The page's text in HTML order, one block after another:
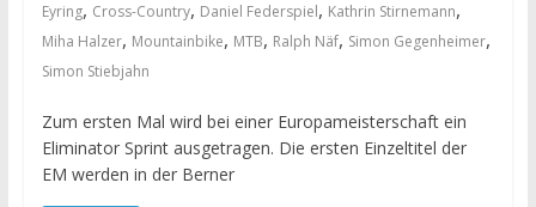
Eyring, Cross-Country, Daniel Federspiel, Kathrin Stirnemann,
Miha Halzer, Mountainbike, MTB, Ralph Näf, Simon Gegenheimer,
Simon Stiebjahn
Zum ersten Mal wird bei einer Europameisterschaft ein
Eliminator Sprint ausgetragen. Die ersten Einzeltitel der
EM werden in der Berner